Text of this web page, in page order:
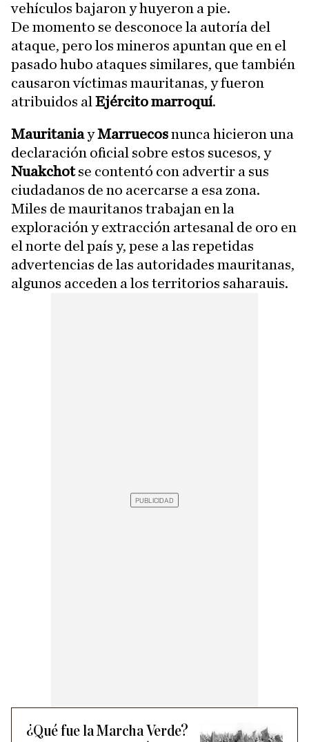
vehículos bajaron y huyeron a pie.
De momento se desconoce la autoría del
ataque, pero los mineros apuntan que en el
pasado hubo ataques similares, que también
causaron víctimas mauritanas, y fueron
atribuidos al Ejército marroquí.
MauritaniayMarruecosnunca hicieron una
declaración oficial sobre estos sucesos, y
Nuakchotse contentó con advertir a sus
ciudadanos de no acercarse a esa zona.
Miles de mauritanos trabajan en la
exploración y extracción artesanal de oro en
el norte del país y, pese a las repetidas
advertencias de las autoridades mauritanas,
algunos acceden a los territorios saharauis.
¿Qué fue la Marcha Verde?